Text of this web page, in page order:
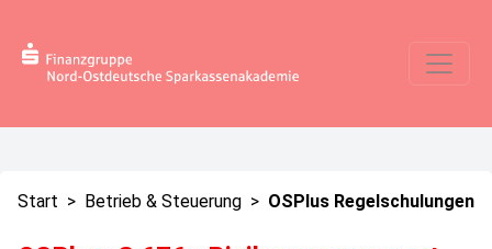
Start > Betrieb & Steuerung > OSPlus Regelschulungen